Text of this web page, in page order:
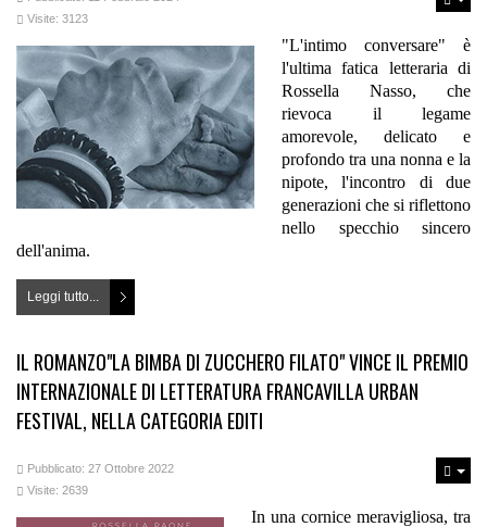
Visite: 3123
"L'intimo conversare" è
l'ultima fatica letteraria di
Rossella Nasso, che
rievoca il legame
amorevole, delicato e
profondo tra una nonna e la
nipote, l'incontro di due
generazioni che si riflettono
nello specchio sincero
dell'anima.
Leggi tutto...
IL ROMANZO"LA BIMBA DI ZUCCHERO FILATO" VINCE IL PREMIO
INTERNAZIONALE DI LETTERATURA FRANCAVILLA URBAN
FESTIVAL, NELLA CATEGORIA EDITI
Pubblicato: 27 Ottobre 2022
Visite: 2639
In una cornice meravigliosa, tra